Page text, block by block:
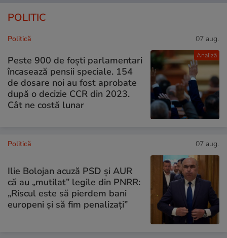
POLITIC
Analiză
Politică 07 aug.
Peste 900 de foști parlamentari
încasează pensii speciale. 154
de dosare noi au fost aprobate
după o decizie CCR din 2023.
Cât ne costă lunar
Politică 07 aug.
Ilie Bolojan acuză PSD și AUR
că au „mutilat” legile din PNRR:
„Riscul este să pierdem bani
europeni și să fim penalizați”